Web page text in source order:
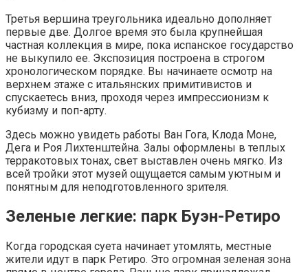
Третья вершина треугольника идеально дополняет
первые две. Долгое время это была крупнейшая
частная коллекция в мире, пока испанское государство
не выкупило ее. Экспозиция построена в строгом
хронологическом порядке. Вы начинаете осмотр на
верхнем этаже с итальянских примитивистов и
спускаетесь вниз, проходя через импрессионизм к
кубизму и поп-арту.
Здесь можно увидеть работы Ван Гога, Клода Моне,
Дега и Роя Лихтенштейна. Залы оформлены в теплых
терракотовых тонах, свет выставлен очень мягко. Из
всей тройки этот музей ощущается самым уютным и
понятным для неподготовленного зрителя.
Зеленые легкие: парк Буэн-Ретиро
Когда городская суета начинает утомлять, местные
жители идут в парк Ретиро. Это огромная зеленая зона